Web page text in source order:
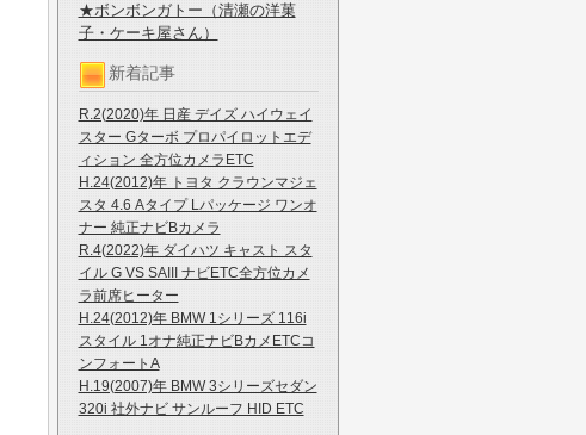
★ボンボンガトー（清瀬の洋菓
子・ケーキ屋さん）
新着記事
R.2(2020)年 日産 デイズ ハイウェイ
スター Gターボ プロパイロットエデ
ィション 全方位カメラETC
H.24(2012)年 トヨタ クラウンマジェ
スタ 4.6 Aタイプ Lパッケージ ワンオ
ナー 純正ナビBカメラ
R.4(2022)年 ダイハツ キャスト スタ
イル G VS SAIII ナビETC全方位カメ
ラ前席ヒーター
H.24(2012)年 BMW 1シリーズ 116i
スタイル 1オナ純正ナビBカメETCコ
ンフォートA
H.19(2007)年 BMW 3シリーズセダン
320i 社外ナビ サンルーフ HID ETC